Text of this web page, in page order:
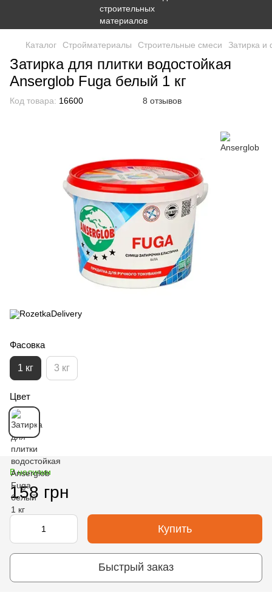
Каталог Стройматериалы Строительные смеси Затирка и
Затирка для плитки водостойкая
Anserglob Fuga белый 1 кг
Код товара: 16600 8 отзывов
Фасовка
1 кг 3 кг
Цвет
В наличии
158 грн
Купить
Быстрый заказ